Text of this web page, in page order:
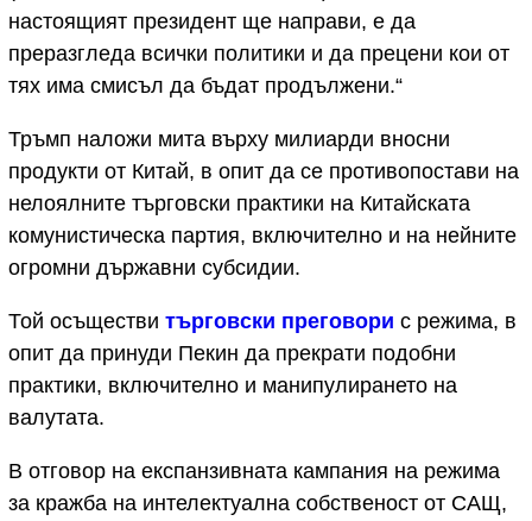
настоящият президент ще направи, е да
преразгледа всички политики и да прецени кои от
тях има смисъл да бъдат продължени.“
Тръмп наложи мита върху милиарди вносни
продукти от Китай, в опит да се противопостави на
нелоялните търговски практики на Китайската
комунистическа партия, включително и на нейните
огромни държавни субсидии.
Той осъществи търговски преговори с режима, в
опит да принуди Пекин да прекрати подобни
практики, включително и манипулирането на
валутата.
В отговор на експанзивната кампания на режима
за кражба на интелектуална собственост от САЩ,